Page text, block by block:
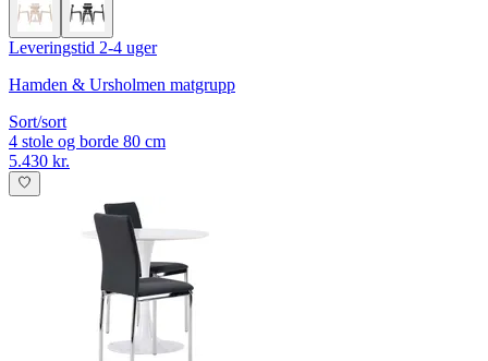
Leveringstid 2-4 uger
Hamden & Ursholmen matgrupp
Sort/sort
4 stole og borde 80 cm
5.430 kr.